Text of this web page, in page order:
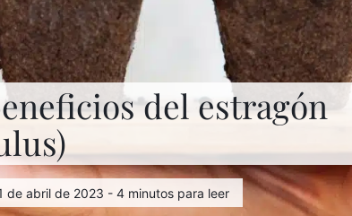
del estragón
de abril de 2023 - 4 minutos para leer